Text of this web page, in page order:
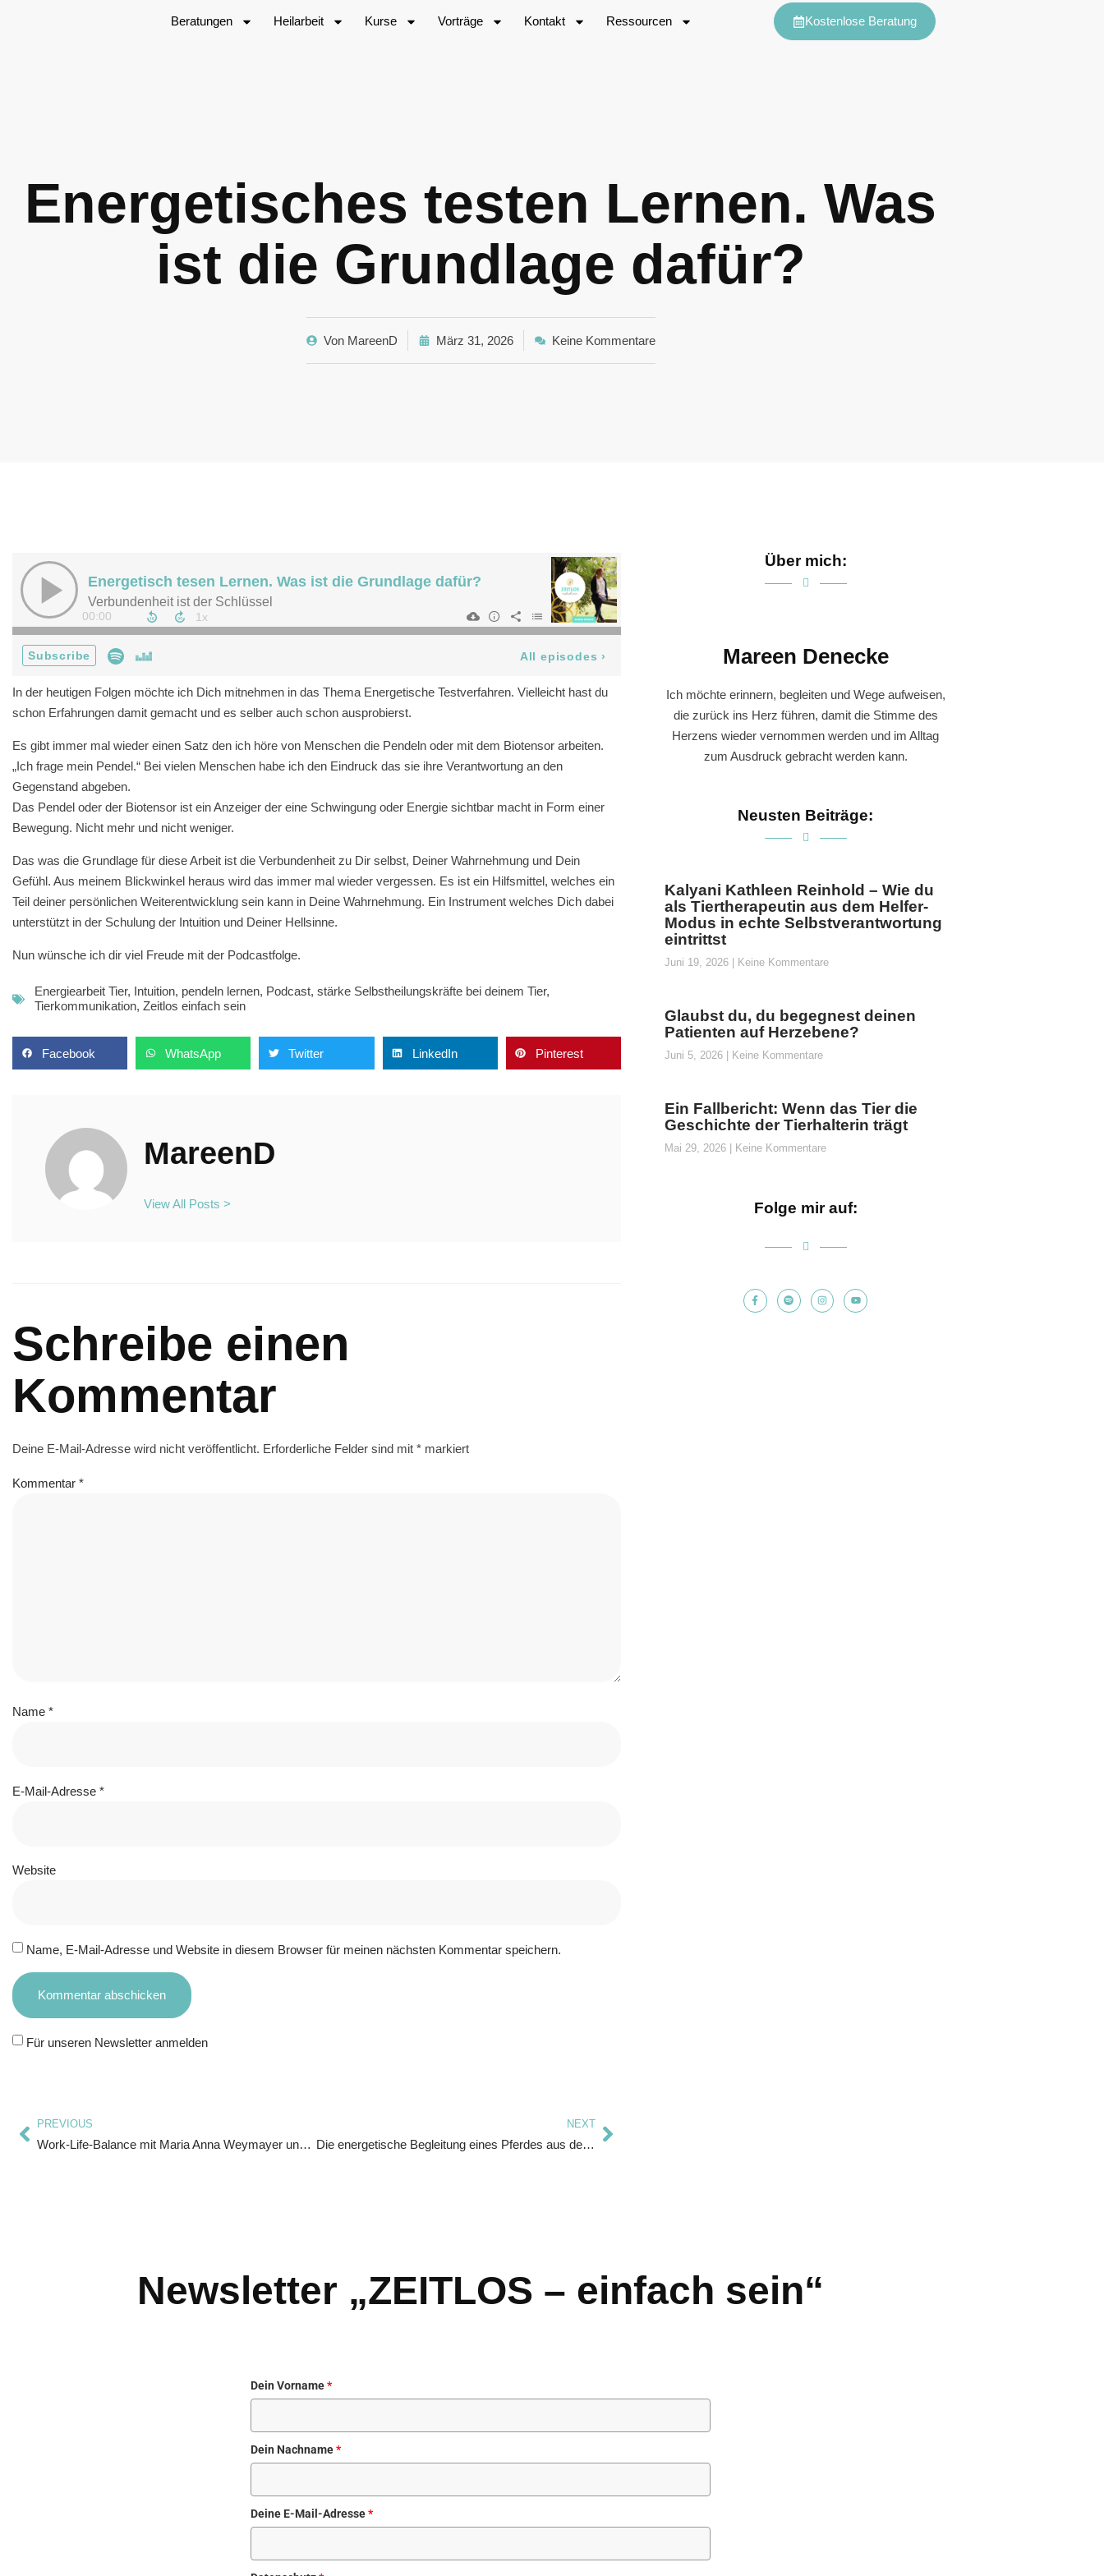
Beratungen Heilarbeit Kurse Vorträge Kontakt Ressourcen Kostenlose Beratung
Energetisches testen Lernen. Was
ist die Grundlage dafür?
VonMareenD März 31, 2026 Keine Kommentare
In der heutigen Folgen möchte ich Dich mitnehmen in das Thema Energetische Testverfahren. Vielleicht hast du
schon Erfahrungen damit gemacht und es selber auch schon ausprobierst.
Es gibt immer mal wieder einen Satz den ich höre von Menschen die Pendeln oder mit dem Biotensor arbeiten.
„Ich frage mein Pendel.“ Bei vielen Menschen habe ich den Eindruck das sie ihre Verantwortung an den
Gegenstand abgeben.
Das Pendel oder der Biotensor ist ein Anzeiger der eine Schwingung oder Energie sichtbar macht in Form einer
Bewegung. Nicht mehr und nicht weniger.
Das was die Grundlage für diese Arbeit ist die Verbundenheit zu Dir selbst, Deiner Wahrnehmung und Dein
Gefühl. Aus meinem Blickwinkel heraus wird das immer mal wieder vergessen. Es ist ein Hilfsmittel, welches ein
Teil deiner persönlichen Weiterentwicklung sein kann in Deine Wahrnehmung. Ein Instrument welches Dich dabei
unterstützt in der Schulung der Intuition und Deiner Hellsinne.
Nun wünsche ich dir viel Freude mit der Podcastfolge.
Energiearbeit Tier, Intuition, pendeln lernen, Podcast, stärke Selbstheilungskräfte bei deinem Tier,
Tierkommunikation, Zeitlos einfach sein
Facebook WhatsApp Twitter LinkedIn Pinterest
MareenD
View All Posts >
Schreibe einen
Kommentar
Deine E-Mail-Adresse wird nicht veröffentlicht. Erforderliche Felder sind mit * markiert
Kommentar *
Name *
E-Mail-Adresse *
Website
Name, E-Mail-Adresse und Website in diesem Browser für meinen nächsten Kommentar speichern.
Für unseren Newsletter anmelden
PREVIOUS
Work-Life-Balance mit Maria Anna Weymayer und Mareen Denecke
NEXT
Die energetische Begleitung eines Pferdes aus der Ferne. Geht das überhaupt?
Über mich:
Mareen Denecke
Ich möchte erinnern, begleiten und Wege aufweisen,
die zurück ins Herz führen, damit die Stimme des
Herzens wieder vernommen werden und im Alltag
zum Ausdruck gebracht werden kann.
Neusten Beiträge:
Kalyani Kathleen Reinhold – Wie du
als Tiertherapeutin aus dem Helfer-
Modus in echte Selbstverantwortung
eintrittst
Juni 19, 2026 Keine Kommentare
Glaubst du, du begegnest deinen
Patienten auf Herzebene?
Juni 5, 2026 Keine Kommentare
Ein Fallbericht: Wenn das Tier die
Geschichte der Tierhalterin trägt
Mai 29, 2026 Keine Kommentare
Folge mir auf:
Newsletter „ZEITLOS – einfach sein“
Dein Vorname*
Dein Nachname*
Deine E-Mail-Adresse*